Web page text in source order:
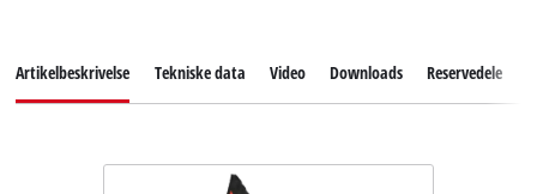
Artikelbeskrivelse Tekniske data Video Downloads Reservedele